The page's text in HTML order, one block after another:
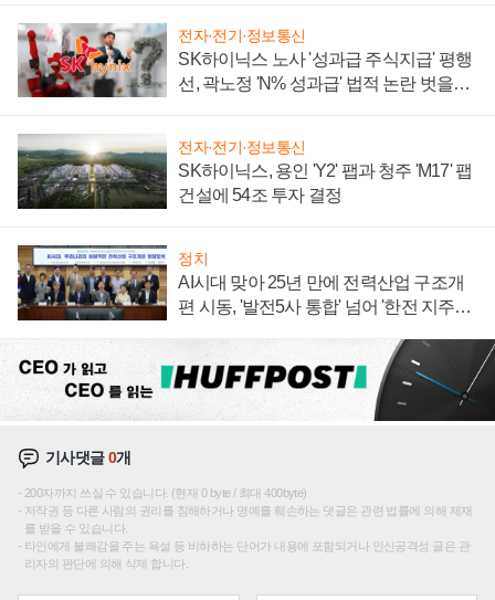
전자·전기·정보통신
SK하이닉스 노사 '성과급 주식지급' 평행
선, 곽노정 'N% 성과급' 법적 논란 벗을지
전자·전기·정보통신
SK하이닉스, 용인 'Y2' 팹과 청주 'M17' 팹
건설에 54조 투자 결정
정치
AI시대 맞아 25년 만에 전력산업 구조개
편 시동, '발전5사 통합' 넘어 '한전 지주사'
기사댓글0개
200자까지 쓰실 수 있습니다. (현재 0 byte / 최대 400byte)
저작권 등 다른 사람의 권리를 침해하거나 명예를 훼손하는 댓글은 관련 법률에 의해 제재
를 받을 수 있습니다.
타인에게 불쾌감을 주는 욕설 등 비하하는 단어가 내용에 포함되거나 인신공격성 글은 관
리자의 판단에 의해 삭제 합니다.